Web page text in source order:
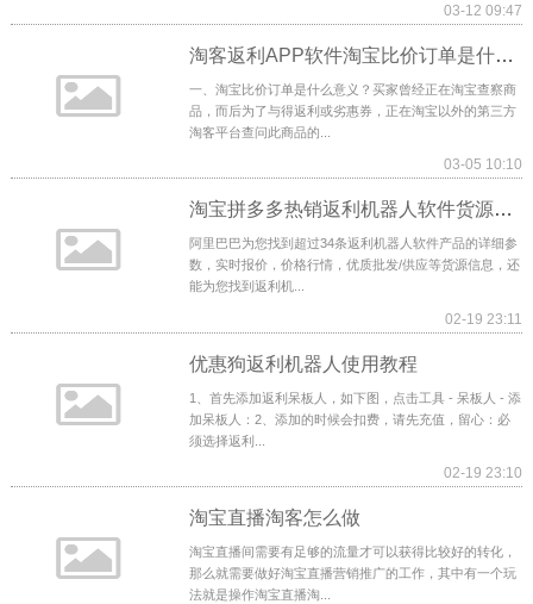
03-12 09:47
淘客返利APP软件淘宝比价订单是什么意思？如何避免低佣？
一、淘宝比价订单是什么意义？买家曾经正在淘宝查察商
品，而后为了与得返利或劣惠券，正在淘宝以外的第三方
淘客平台查问此商品的...
03-05 10:10
淘宝拼多多热销返利机器人软件货源拿货
阿里巴巴为您找到超过34条返利机器人软件产品的详细参
数，实时报价，价格行情，优质批发/供应等货源信息，还
能为您找到返利机...
02-19 23:11
优惠狗返利机器人使用教程
1、首先添加返利呆板人，如下图，点击工具 - 呆板人 - 添
加呆板人：2、添加的时候会扣费，请先充值，留心：必
须选择返利...
02-19 23:10
淘宝直播淘客怎么做
淘宝直播间需要有足够的流量才可以获得比较好的转化，
那么就需要做好淘宝直播营销推广的工作，其中有一个玩
法就是操作淘宝直播淘...